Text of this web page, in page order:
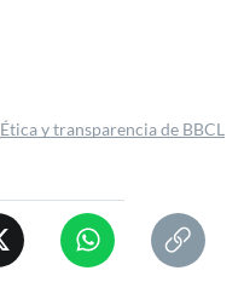
Ética y transparencia de BBCL